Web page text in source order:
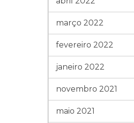
março 2022
fevereiro 2022
janeiro 2022
novembro 2021
maio 2021